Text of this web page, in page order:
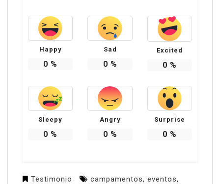
Happy
0 %
Sad
0 %
Excited
0 %
Sleepy
0 %
Angry
0 %
Surprise
0 %
Testimonio campamentos, eventos,